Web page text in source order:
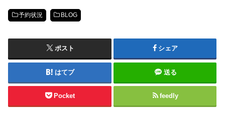
予約状況 BLOG
ポスト シェア
はてブ 送る
Pocket feedly